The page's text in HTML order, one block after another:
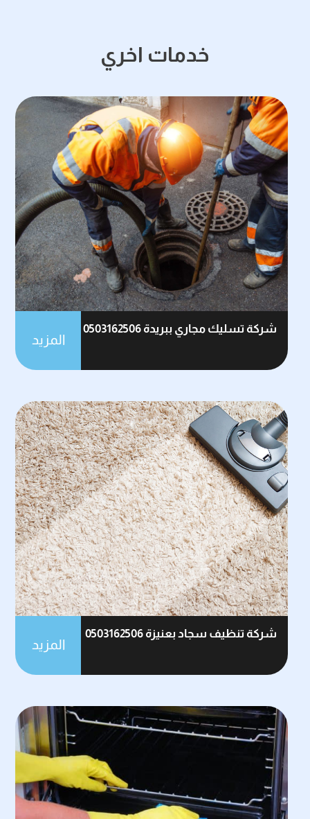
خدمات اخري
شركة تسليك مجاري ببريدة 0503162506
المزيد
شركة تنظيف سجاد بعنيزة 0503162506
المزيد